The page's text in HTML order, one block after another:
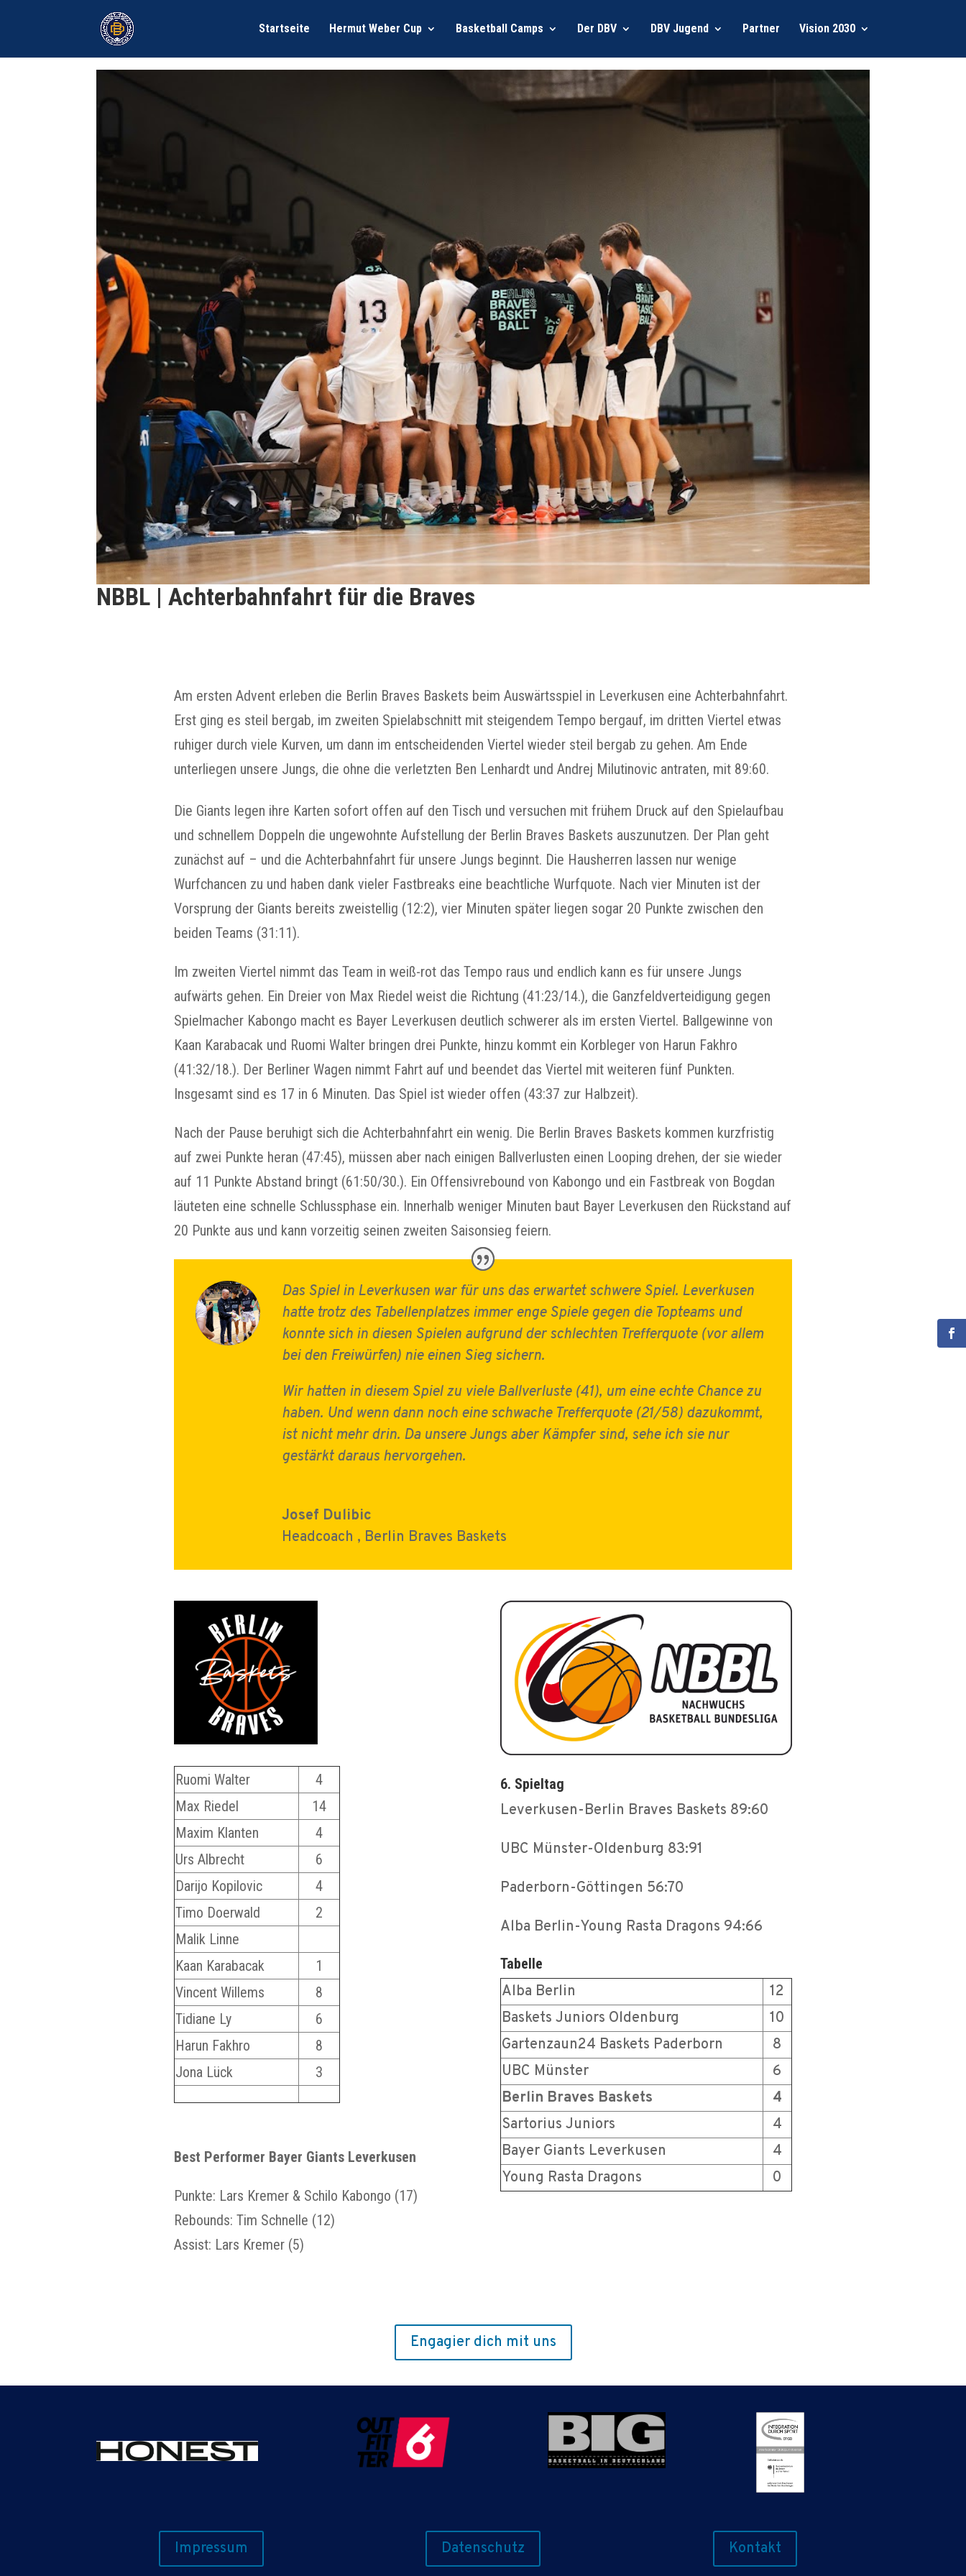
Startseite Hermut Weber Cup Basketball Camps Der DBV DBV Jugend Partner Vision 2030
NBBL | Achterbahnfahrt für die Braves
Am ersten Advent erleben die Berlin Braves Baskets beim Auswärtsspiel in Leverkusen eine Achterbahnfahrt.
Erst ging es steil bergab, im zweiten Spielabschnitt mit steigendem Tempo bergauf, im dritten Viertel etwas
ruhiger durch viele Kurven, um dann im entscheidenden Viertel wieder steil bergab zu gehen. Am Ende
unterliegen unsere Jungs, die ohne die verletzten Ben Lenhardt und Andrej Milutinovic antraten, mit 89:60.
Die Giants legen ihre Karten sofort offen auf den Tisch und versuchen mit frühem Druck auf den Spielaufbau
und schnellem Doppeln die ungewohnte Aufstellung der Berlin Braves Baskets auszunutzen. Der Plan geht
zunächst auf – und die Achterbahnfahrt für unsere Jungs beginnt. Die Hausherren lassen nur wenige
Wurfchancen zu und haben dank vieler Fastbreaks eine beachtliche Wurfquote. Nach vier Minuten ist der
Vorsprung der Giants bereits zweistellig (12:2), vier Minuten später liegen sogar 20 Punkte zwischen den
beiden Teams (31:11).
Im zweiten Viertel nimmt das Team in weiß-rot das Tempo raus und endlich kann es für unsere Jungs
aufwärts gehen. Ein Dreier von Max Riedel weist die Richtung (41:23/14.), die Ganzfeldverteidigung gegen
Spielmacher Kabongo macht es Bayer Leverkusen deutlich schwerer als im ersten Viertel. Ballgewinne von
Kaan Karabacak und Ruomi Walter bringen drei Punkte, hinzu kommt ein Korbleger von Harun Fakhro
(41:32/18.). Der Berliner Wagen nimmt Fahrt auf und beendet das Viertel mit weiteren fünf Punkten.
Insgesamt sind es 17 in 6 Minuten. Das Spiel ist wieder offen (43:37 zur Halbzeit).
Nach der Pause beruhigt sich die Achterbahnfahrt ein wenig. Die Berlin Braves Baskets kommen kurzfristig
auf zwei Punkte heran (47:45), müssen aber nach einigen Ballverlusten einen Looping drehen, der sie wieder
auf 11 Punkte Abstand bringt (61:50/30.). Ein Offensivrebound von Kabongo und ein Fastbreak von Bogdan
läuteten eine schnelle Schlussphase ein. Innerhalb weniger Minuten baut Bayer Leverkusen den Rückstand auf
20 Punkte aus und kann vorzeitig seinen zweiten Saisonsieg feiern.
Das Spiel in Leverkusen war für uns das erwartet schwere Spiel. Leverkusen
hatte trotz des Tabellenplatzes immer enge Spiele gegen die Topteams und
konnte sich in diesen Spielen aufgrund der schlechten Trefferquote (vor allem
bei den Freiwürfen) nie einen Sieg sichern.
Wir hatten in diesem Spiel zu viele Ballverluste (41), um eine echte Chance zu
haben. Und wenn dann noch eine schwache Trefferquote (21/58) dazukommt,
ist nicht mehr drin. Da unsere Jungs aber Kämpfer sind, sehe ich sie nur
gestärkt daraus hervorgehen.
Josef Dulibic
Headcoach , Berlin Braves Baskets
Ruomi Walter
4
Max Riedel
14
Maxim Klanten
4
Urs Albrecht
6
Darijo Kopilovic
4
Timo Doerwald
2
Malik Linne
Kaan Karabacak
1
Vincent Willems
8
Tidiane Ly
6
Harun Fakhro
8
Jona Lück
3
Best Performer Bayer Giants Leverkusen
Punkte: Lars Kremer & Schilo Kabongo (17)
Rebounds: Tim Schnelle (12)
Assist: Lars Kremer (5)
6. Spieltag
Leverkusen-Berlin Braves Baskets 89:60
UBC Münster-Oldenburg 83:91
Paderborn-Göttingen 56:70
Alba Berlin-Young Rasta Dragons 94:66
Tabelle
Alba Berlin
12
Baskets Juniors Oldenburg
10
Gartenzaun24 Baskets Paderborn
8
UBC Münster
6
Berlin Braves Baskets
4
Sartorius Juniors
4
Bayer Giants Leverkusen
4
Young Rasta Dragons
0
Engagier dich mit uns
Impressum Datenschutz Kontakt